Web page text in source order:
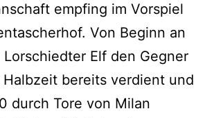
empfing im Vorspiel
Von Beginn an
Elf den Gegner
bereits verdient und
durch Tore von Milan